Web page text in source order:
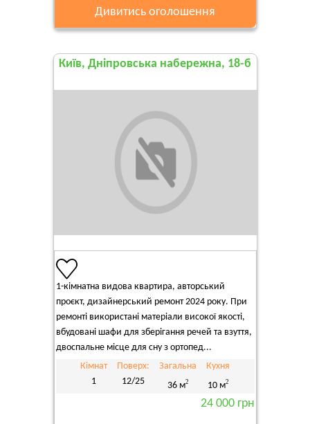
Дивитись оголошення
Київ, Дніпровська набережна, 18-б
1-кімнатна видова квартира, авторський
проєкт, дизайнерський ремонт 2024 року. При
ремонті використані матеріали високої якості,
вбудовані шафи для зберігання речей та взуття,
двоспальне місце для сну з ортопед...
Кімнат
1
Поверх:
12/25
Загальна
36 м2
Кухня
10 м2
24 000 грн